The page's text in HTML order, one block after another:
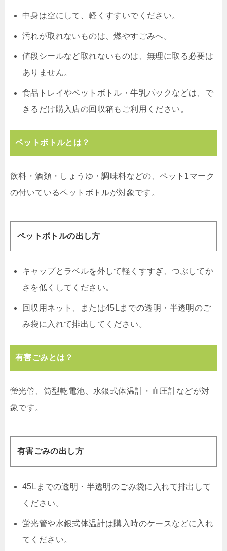
中身は空にして、軽くすすいでください。
汚れが取れないものは、燃やすごみへ。
値段シールなど取れないものは、無理に取る必要は
ありません。
食品トレイやペットボトル・牛乳パックなどは、で
きるだけ購入店の回収箱もご利用ください。
ペットボトルとは？
飲料・酒類・しょうゆ・調味料などの、ペット1マーク
の付いているペットボトルが対象です。
ペットボトルの出し方
キャップとラベルを外して軽くすすぎ、つぶしてか
さを低くしてください。
回収用ネット、または45Lまでの透明・半透明のご
み袋に入れて排出してください。
有害ごみとは？
蛍光管、筒型乾電池、水銀式体温計・血圧計などが対
象です。
有害ごみの出し方
45Lまでの透明・半透明のごみ袋に入れて排出して
ください。
蛍光管や水銀式体温計は購入時のケースなどに入れ
てください。